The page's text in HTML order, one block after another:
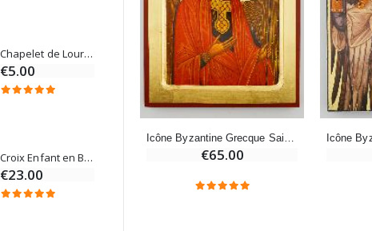
Chapelet de Lourdes en Bois
€5.00
Croix Enfant en Bois Eglise Papillons et Arc-en-ciel 15 cm
€23.00
Huile d'Onction
€9.90
€65.00